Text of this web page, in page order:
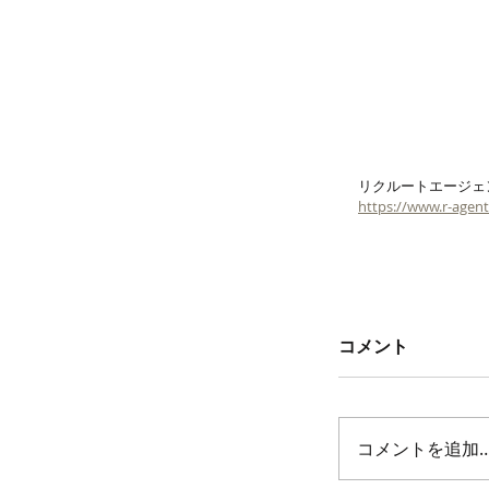
リクルートエージェ
https://www.r-
コメント
コメントを追加